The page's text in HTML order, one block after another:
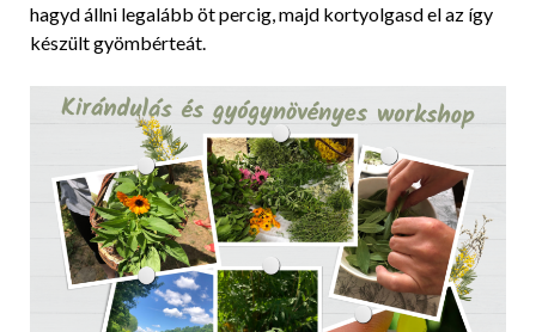
hagyd állni legalább öt percig, majd kortyolgasd el az így
készült gyömbérteát.